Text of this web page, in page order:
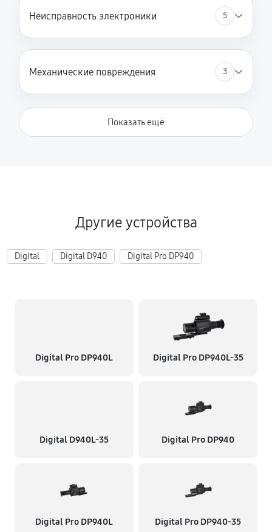
Неисправность электроники 5
Механические повреждения 3
Показать ещё
Другие устройства
Digital Digital D940 Digital Pro DP940
Digital Pro DP940L Digital Pro DP940L-35
Digital D940L-35 Digital Pro DP940
Digital Pro DP940L Digital Pro DP940-35